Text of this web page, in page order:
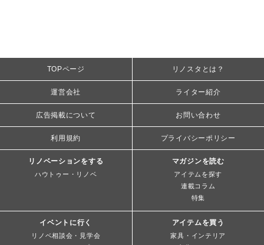
TOPページ リノスタとは？
運営会社 ライター紹介
広告掲載について お問い合わせ
利用規約 プライバシーポリシー
リノベーションをする
ハウトゥー・リノベ
マガジンを読む
アイテムを探す
連載コラム
特集
イベントに行く
リノベ相談会・見学会
アイテムを買う
家具・インテリア